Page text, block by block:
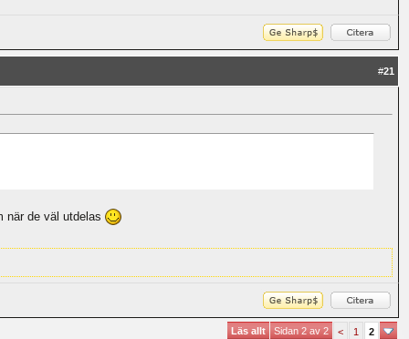
#21
när de väl utdelas
Läs allt Sidan 2 av 2 < 1 2